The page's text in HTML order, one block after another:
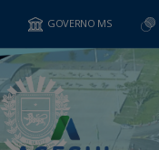
GOVERNO MS